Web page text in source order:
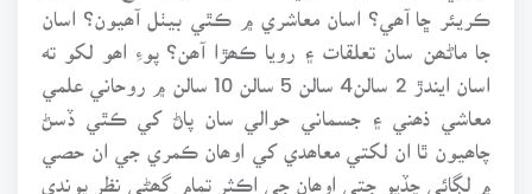
ڪريئر ڇا آھي؟ اسان معاشري ۾ ڪٿي بيٺل آھيون؟ اسان
جا ماڻھن سان تعلقات ۽ رويا ڪھڙا آھن؟ پوءِ اھو لکو ته
اسان ايندڙ 2 سالن4 سالن 5 سالن 10 سالن ۾ روحاني علمي
معاشي ذھني ۽ جسماني حوالي سان پاڻ کي ڪٿي ڏسڻ
چاھيون ٿا ان لکتي معاھدي کي اوھان ڪمري جي ان حصي
۾ لڳائي ڇڏيو جتي اوھان جي اڪثر تمام گھڻي نظر پوندي